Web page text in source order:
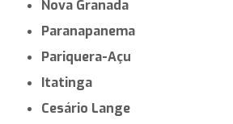
Nova Granada
Paranapanema
Pariquera-Açu
Itatinga
Cesário Lange